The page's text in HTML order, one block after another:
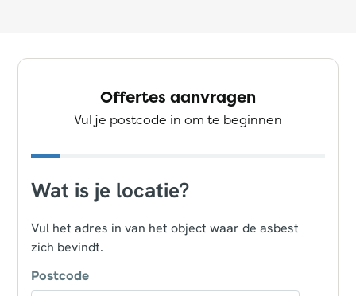
Offertes aanvragen
Vul je postcode in om te beginnen